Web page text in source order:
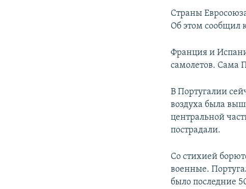
Страны
Об этом сообщил
Франция и
самолетов. Сама
В Португалии
воздуха была
центральной
пострадали.
Со стихией
военные.
было последние